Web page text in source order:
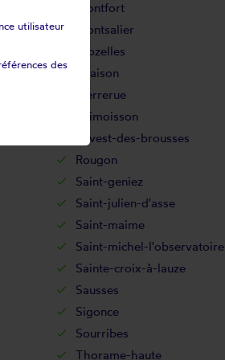
Montfort
Montsalier
Niozelles
Oraison
Pierrerue
Puimoisson
Revest-des-brousses
Rougon
Saint-geniez
Saint-julien-d'asse
Saint-maime
Saint-michel-l'observatoire
Sainte-croix-à-lauze
Sausses
Sigonce
Sourribes
Thorame-haute
utilisateur
des